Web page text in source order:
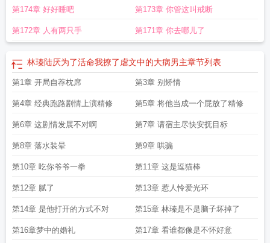
第174章 好好睡吧 第173章 你管这叫戒断
第172章 人有两只手 第171章 你去哪儿了
林瑧陆厌为了活命我撩了虐文中的大病男主章节列表
第1章 开局自荐枕席 第3章 别矫情
第4章 经典跑路剧情上演精修 第5章 将他当成一个屁放了精修
第6章 这剧情发展不对啊 第7章 请宿主尽快安抚目标
第8章 落水装晕 第9章 哄骗
第10章 吃你爷爷一拳 第11章 这是逗猫棒
第12章 腻了 第13章 惹人怜爱光环
第14章 是他打开的方式不对 第15章 林瑧是不是脑子坏掉了
第16章梦中的婚礼 第17章 看谁都像是不怀好意